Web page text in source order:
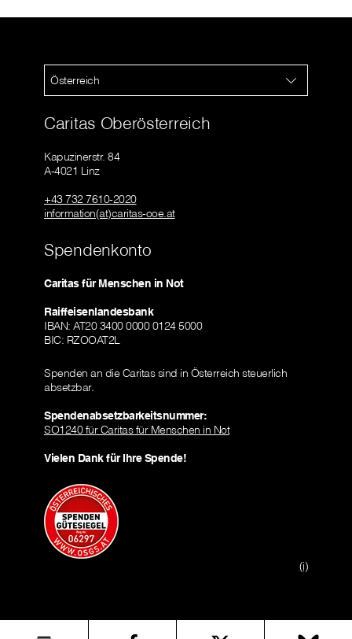
Österreich
Caritas Oberösterreich
Kapuzinerstr. 84
A-4021 Linz
+43 732 7610-2020
information(at)caritas-ooe.at
Spendenkonto
Caritas für Menschen in Not
Raiffeisenlandesbank
IBAN: AT20 3400 0000 0124 5000
BIC: RZOOAT2L
Spenden an die Caritas sind in Österreich steuerlich
absetzbar.
Spendenabsetzbarkeitsnummer:
SO1240 für Caritas für Menschen in Not
Vielen Dank für Ihre Spende!
(i)